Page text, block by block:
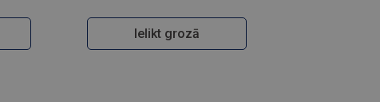
Ielikt grozā